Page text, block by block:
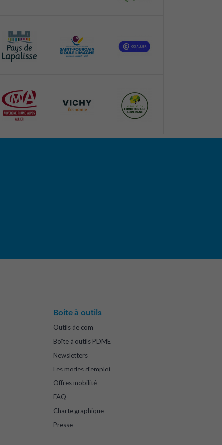
Boite à outils
Outils de com
Boîte à outils PDME
Newsletters
Les modes d'emploi
Offres mobilité
FAQ
Charte graphique
Presse